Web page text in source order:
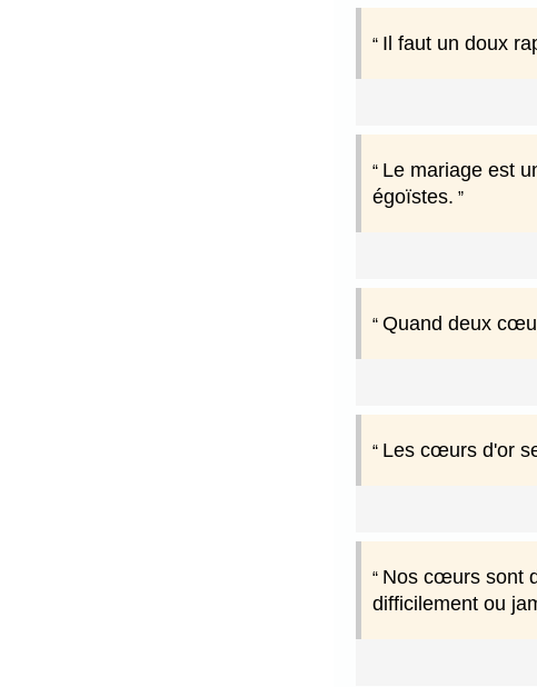
Il faut un doux
Le mariage est
égoïstes.
Quand deux
Les cœurs d'or
Nos cœurs sont
difficilement ou